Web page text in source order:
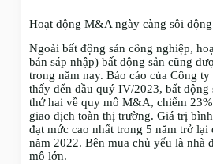
Hoạt động M&A ngày càng sôi động
Ngoài bất động sản công nghiệp,
bán sáp nhập) bất động sản cũng
trong năm nay. Báo cáo của Công
thấy đến đầu quý IV/2023, bất động
thứ hai về quy mô M&A, chiếm
giao dịch toàn thị trường. Giá trị
đạt mức cao nhất trong 5 năm trở lại
năm 2022. Bên mua chủ yếu là nhà
mô lớn.